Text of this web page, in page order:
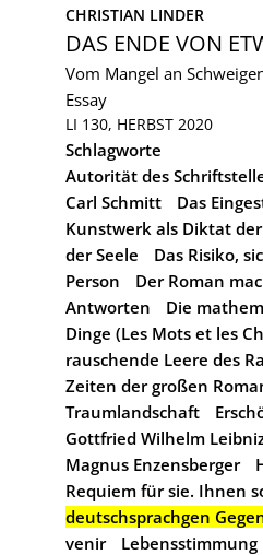
CHRISTIAN LINDER
DAS ENDE VON
Vom Mangel an
Essay
LI 130, HERBST 2020
Schlagworte
Autorität des
Carl Schmitt
Das
Kunstwerk als Diktat
der Seele
Das Risiko,
Person
Der Roman
Antworten
Die
Dinge (Les Mots et les
rauschende Leere des
Zeiten der großen
Traumlandschaft
Gottfried Wilhelm
Magnus Enzensberger
Requiem für sie. Ihnen
deutschsprachgen
venir
Lebensstimmung